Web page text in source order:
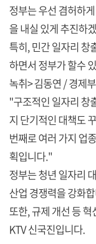
정부는 우선 겸허하
을 내실 있게 추진하
특히, 민간 일자리 창
하면서 정부가 할수
녹취> 김동연 / 경제
"구조적인 일자리 창
지 단기적인 대책도
번째로 여러 가지 업
획입니다."
정부는 청년 일자리
산업 경쟁력을 강화
또한, 규제 개선 등
KTV 신국진입니다.